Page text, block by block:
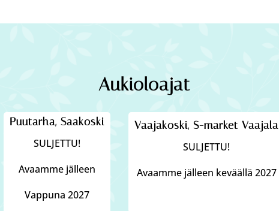
Aukioloajat
Puutarha, Saakoski
SULJETTU!
Avaamme jälleen
Vappuna 2027
Vaajakoski, S-market Vaajala
SULJETTU!
Avaamme jälleen keväällä 2027